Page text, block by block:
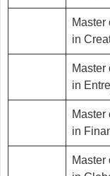
Master
in
Master
in
Master
in
Master